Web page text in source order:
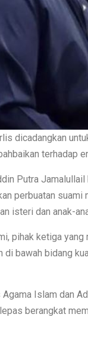
dicadangkan
terhadap
Putra
perbuatan
isteri dan anak-
pihak ketiga
bawah bidang
Islam dan
berangkat